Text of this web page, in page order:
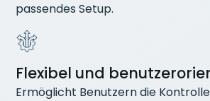
passendes Setup.
Flexibel und
Ermöglicht Benutzern die